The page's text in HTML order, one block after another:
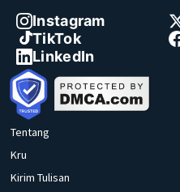
Instagram
TikTok
LinkedIn
Tentang
Kru
Kirim Tulisan